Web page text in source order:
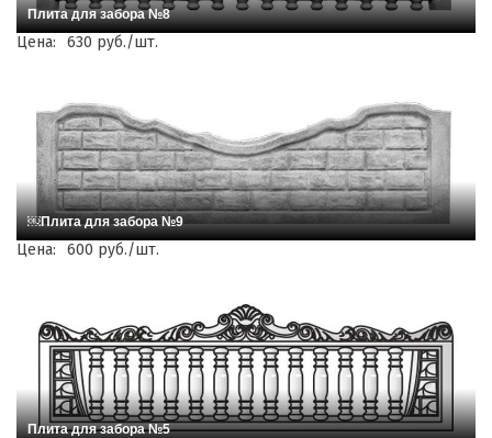
Плита для забора №8
Цена: 630 руб./шт.
￼Плита для забора №9
Цена: 600 руб./шт.
Плита для забора №5